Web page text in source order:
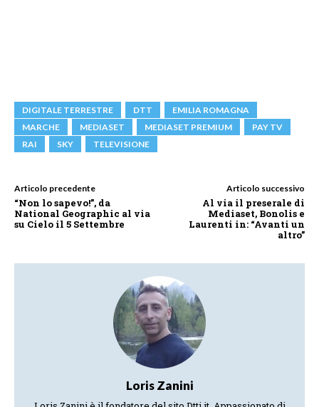
DIGITALE TERRESTRE DTT
EMILIA ROMAGNA
MARCHE
MEDIASET MEDIASET PREMIUM
PAY TV
RAI
SKY TELEVISIONE
Articolo precedente
“Non lo sapevo!”, da
National Geographic al via
su Cielo il 5 Settembre
Articolo successivo
Al via il preserale di
Mediaset, Bonolis e
Laurenti in: “Avanti un
altro”
Loris Zanini